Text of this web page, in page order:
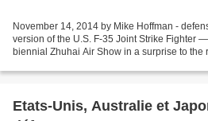
November 14, 2014 by Mike Hoffman -
version of the U.S. F-35 Joint Strike Fighter
biennial Zhuhai Air Show in a surprise to the
Etats-Unis, Australie et